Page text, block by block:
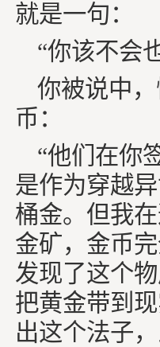
就是一句：
“你该不会
你被说中
币：
“他们在你
是作为穿越
桶金。但我
金矿，金币
发现了这个
把黄金带到
出这个法子